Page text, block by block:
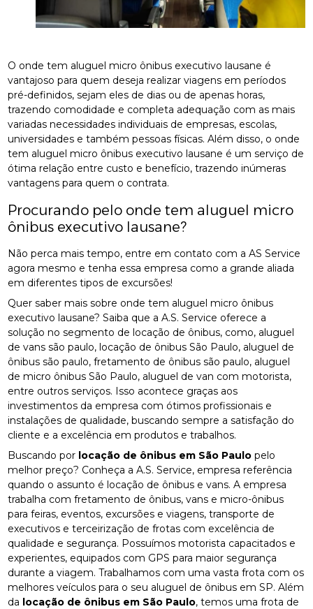
O onde tem aluguel micro ônibus executivo lausane é
vantajoso para quem deseja realizar viagens em períodos
pré-definidos, sejam eles de dias ou de apenas horas,
trazendo comodidade e completa adequação com as mais
variadas necessidades individuais de empresas, escolas,
universidades e também pessoas físicas. Além disso, o onde
tem aluguel micro ônibus executivo lausane é um serviço de
ótima relação entre custo e benefício, trazendo inúmeras
vantagens para quem o contrata.
Procurando pelo onde tem aluguel micro
ônibus executivo lausane?
Não perca mais tempo, entre em contato com a AS Service
agora mesmo e tenha essa empresa como a grande aliada
em diferentes tipos de excursões!
Quer saber mais sobre onde tem aluguel micro ônibus
executivo lausane? Saiba que a A.S. Service oferece a
solução no segmento de locação de ônibus, como, aluguel
de vans são paulo, locação de ônibus São Paulo, aluguel de
ônibus são paulo, fretamento de ônibus são paulo, aluguel
de micro ônibus São Paulo, aluguel de van com motorista,
entre outros serviços. Isso acontece graças aos
investimentos da empresa com ótimos profissionais e
instalações de qualidade, buscando sempre a satisfação do
cliente e a excelência em produtos e trabalhos.
Buscando por locação de ônibus em São Paulo pelo
melhor preço? Conheça a A.S. Service, empresa referência
quando o assunto é locação de ônibus e vans. A empresa
trabalha com fretamento de ônibus, vans e micro-ônibus
para feiras, eventos, excursões e viagens, transporte de
executivos e terceirização de frotas com excelência de
qualidade e segurança. Possuímos motorista capacitados e
experientes, equipados com GPS para maior segurança
durante a viagem. Trabalhamos com uma vasta frota com os
melhores veículos para o seu aluguel de ônibus em SP. Além
da locação de ônibus em São Paulo, temos uma frota de